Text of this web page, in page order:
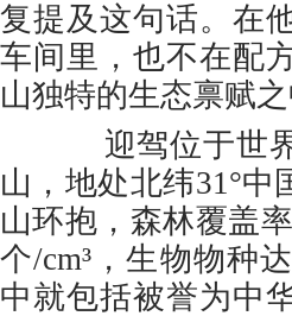
复提及这句话。在
车间里，也不在配
山独特的生态禀赋之
迎驾位于世界
山，地处北纬31°
山环抱，森林覆盖
个/cm³，生物物种
中就包括被誉为中